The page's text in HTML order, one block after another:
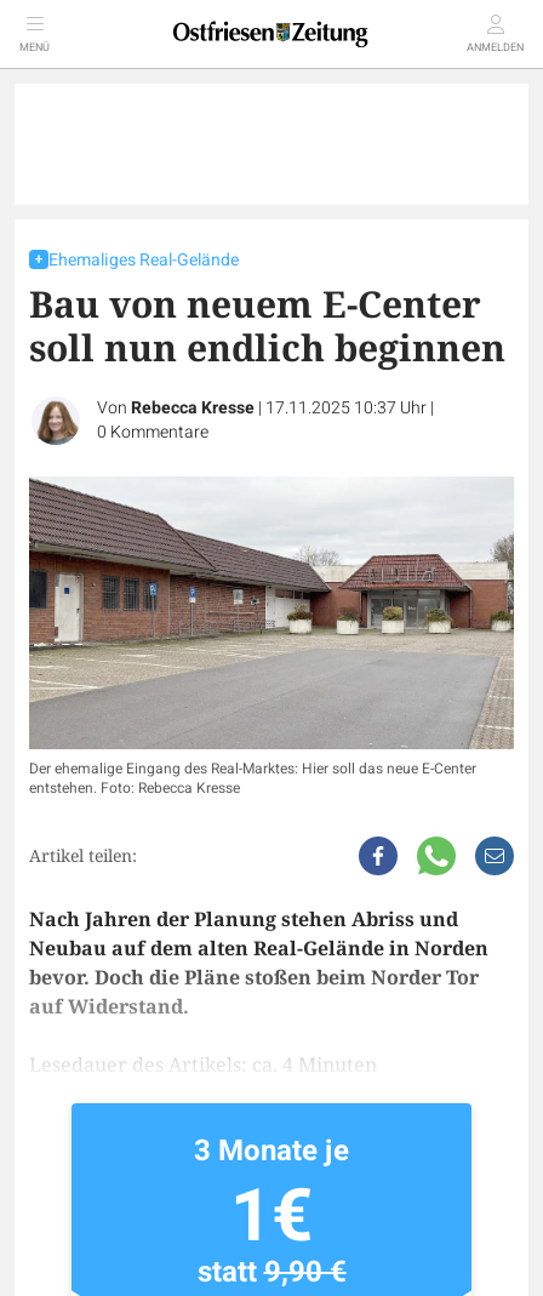
MENÜ ANMELDEN
Ehemaliges Real-Gelände
Bau von neuem E-Center
soll nun endlich beginnen
VonRebecca Kresse| 17.11.2025 10:37 Uhr|
0 Kommentare
Der ehemalige Eingang des Real-Marktes: Hier soll das neue E-Center
entstehen. Foto: Rebecca Kresse
Artikel teilen:
Nach Jahren der Planung stehen Abriss und
Neubau auf dem alten Real-Gelände in Norden
bevor. Doch die Pläne stoßen beim Norder Tor
auf Widerstand.
Lesedauer des Artikels: ca. 4 Minuten
3 Monate je
1€
statt9,90 €